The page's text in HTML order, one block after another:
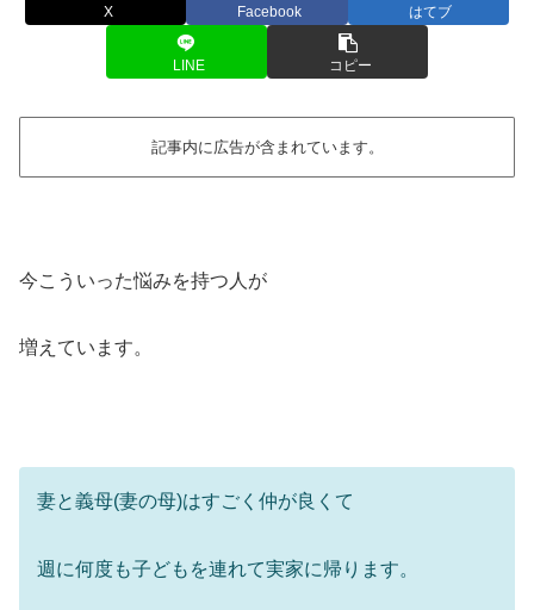
X Facebook はてブ
LINE コピー
記事内に広告が含まれています。
今こういった悩みを持つ人が
増えています。
妻と義母(妻の母)はすごく仲が良くて
週に何度も子どもを連れて実家に帰ります。